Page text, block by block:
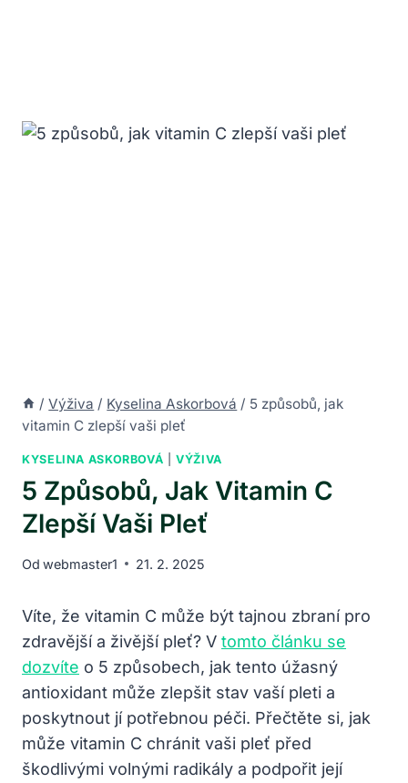
/ Výživa / Kyselina Askorbová / 5 způsobů, jak
vitamin C zlepší vaši pleť
KYSELINA ASKORBOVÁ |VÝŽIVA
5 Způsobů, Jak Vitamin C
Zlepší Vaši Pleť
Od webmaster1 21. 2. 2025
Víte, že vitamin ⁢C může být ⁤tajnou zbraní pro⁤
zdravější a ​živější pleť? V tomto článku se
dozvíte ⁢o‍ 5 způsobech, ​jak‍ tento ⁣úžasný
antioxidant​ může zlepšit stav ‌vaší pleti a
poskytnout jí​ potřebnou péči. Přečtěte si, ‍jak‍
může vitamin ‍C chránit vaši ​pleť před
škodlivými volnými radikály ‌a​ podpořit​ její